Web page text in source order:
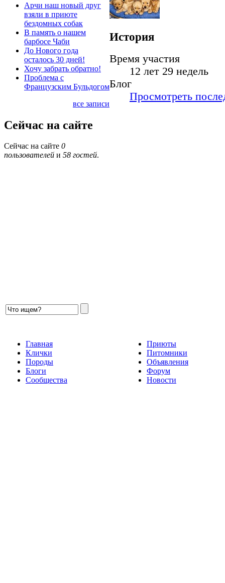
Арчи наш новый друг
взяли в приюте
бездомных собак
В память о нашем
барбосе Чаби
До Нового года
осталось 30 дней!
Хочу забрать обратно!
Проблема с
Французским Бульдогом
все записи
Сейчас на сайте
Сейчас на сайте 0
пользователей и 58 гостей.
История
Время участия
12 лет 29 недель
Блог
Просмотреть
Главная
Клички
Породы
Блоги
Сообщества
Приюты
Питомники
Объявления
Форум
Новости